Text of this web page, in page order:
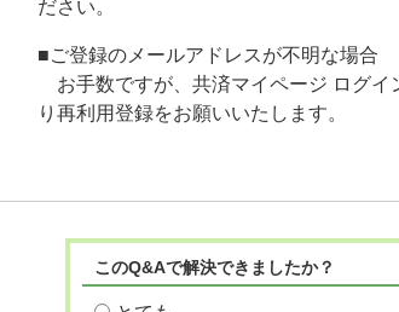
ださい。
■ご登録のメールアドレスが不明な場合
お手数ですが、共済マイページ ログイ
り再利用登録をお願いいたします。
このQ&Aで解決できましたか？